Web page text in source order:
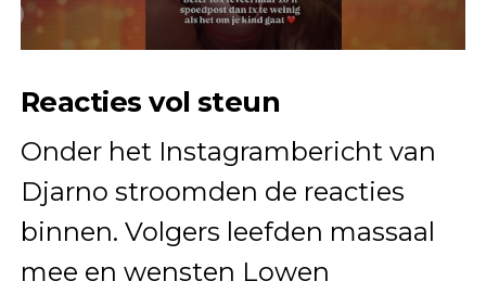
Reacties vol steun
Onder het Instagrambericht van
Djarno stroomden de reacties
binnen. Volgers leefden massaal
mee en wensten Lowen